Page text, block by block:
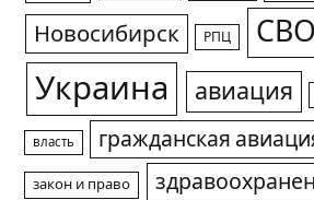
Новосибирск РПЦ СВО
Украина авиация
власть гражданская
закон и право